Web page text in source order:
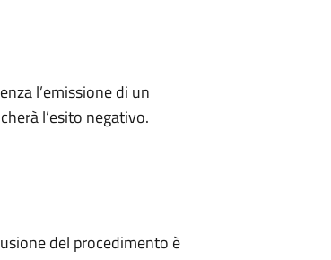
l’emissione di un
l’esito negativo.
del procedimento è